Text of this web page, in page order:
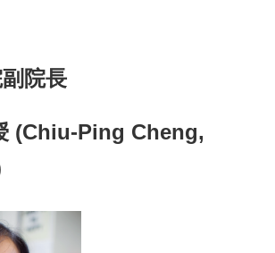
院長
(Chiu-Ping Cheng,